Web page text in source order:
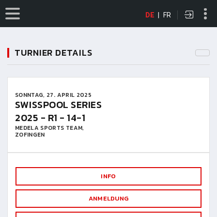
DE | FR
TURNIER DETAILS
SONNTAG, 27. APRIL 2025
SWISSPOOL SERIES
2025 - R1 - 14-1
MEDELA SPORTS TEAM,
ZOFINGEN
INFO
ANMELDUNG